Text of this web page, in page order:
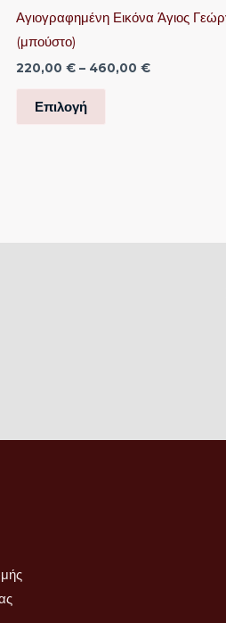
Αγιογραφημένη Εικόνα Άγιος
(μπούστο)
220,00 € – 460,00 €
Επιλογή
έχει